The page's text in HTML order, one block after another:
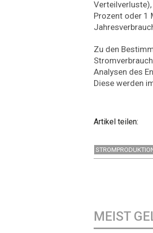
Prozent oder 1
Zu den
Analysen des
Diese werden
Artikel teilen:
MEIST